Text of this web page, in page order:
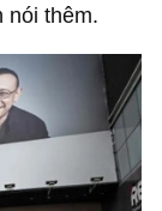
nói thêm.